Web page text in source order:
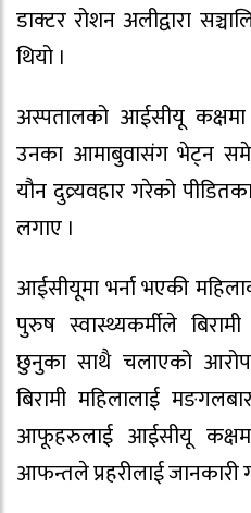
डाक्टर रोशन अलीद्वारा
थियो ।
अस्पतालको आईसीयू कक्षमा
उनका आमाबुवासंग भेट्न
यौन दुव्र्यवहार गरेको
लगाए ।
आईसीयूमा भर्ना भएकी
पुरुष स्वास्थ्यकर्मीले
छुनुका साथै चलाएको
बिरामी महिलालाई
आफूहरुलाई आईसीयू
आफन्तले प्रहरीलाई जानकारी